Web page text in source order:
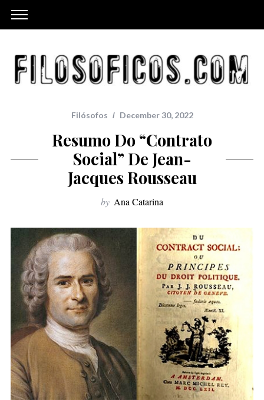
Filósofos December 30, 2022
Resumo Do “Contrato
Social” De Jean-
Jacques Rousseau
by Ana Catarina